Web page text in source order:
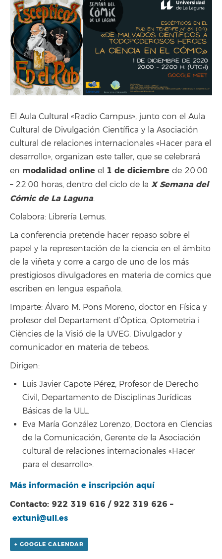
El Aula Cultural «Radio Campus», junto con el Aula
Cultural de Divulgación Científica y la Asociación
cultural de relaciones internacionales «Hacer para el
desarrollo», organizan este taller, que se celebrará
en modalidad online el 1 de diciembre de 20:00
– 22:00 horas, dentro del ciclo de la X Semana del
Cómic de La Laguna.
Colabora: Librería Lemus.
La conferencia pretende hacer repaso sobre el
papel y la representación de la ciencia en el ámbito
de la viñeta y corre a cargo de uno de los más
prestigiosos divulgadores en materia de comics que
escriben en lengua española.
Imparte: Álvaro M. Pons Moreno, doctor en Física y
profesor del Departament d’Òptica, Optometria i
Ciències de la Visió de la UVEG. Divulgador y
comunicador en materia de tebeos.
Dirigen:
Luis Javier Capote Pérez, Profesor de Derecho
Civil, Departamento de Disciplinas Jurídicas
Básicas de la ULL.
Eva María González Lorenzo, Doctora en Ciencias
de la Comunicación, Gerente de la Asociación
cultural de relaciones internacionales «Hacer
para el desarrollo».
Más información e inscripción aquí
Contacto: 922 319 616 / 922 319 626 –
extuni@ull.es
+ GOOGLE CALENDAR